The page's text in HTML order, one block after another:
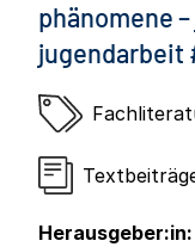
phänomene
jugendarbeit
Herausgeber:in: